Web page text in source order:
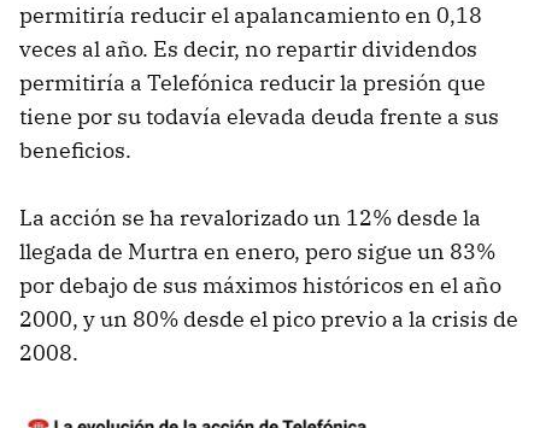
permitiría reducir el apalancamiento en 0,18
veces al año. Es decir, no repartir dividendos
permitiría a Telefónica reducir la presión que
tiene por su todavía elevada deuda frente a sus
beneficios.
La acción se ha revalorizado un 12% desde la
llegada de Murtra en enero, pero sigue un 83%
por debajo de sus máximos históricos en el año
2000, y un 80% desde el pico previo a la crisis de
2008.